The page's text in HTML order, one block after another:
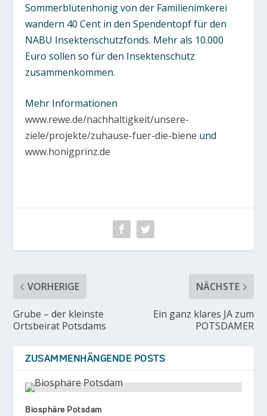
Sommerblütenhonig von der Familienimkerei
wandern 40 Cent in den Spendentopf für den
NABU Insektenschutzfonds. Mehr als 10.000
Euro sollen so für den Insektenschutz
zusammenkommen.
Mehr Informationen
www.rewe.de/nachhaltigkeit/unsere-
ziele/projekte/zuhause-fuer-die-biene und
www.honigprinz.de
VORHERIGE
Grube – der kleinste
Ortsbeirat Potsdams
NÄCHSTE
Ein ganz klares JA zum
POTSDAMER
ZUSAMMENHÄNGENDE POSTS
Biosphäre Potsdam